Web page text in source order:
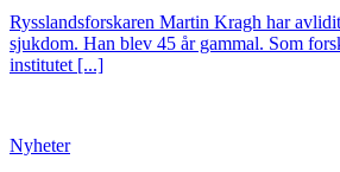
Rysslandsforskaren Martin Kragh har
sjukdom. Han blev 45 år gammal. Som
institutet [...]
Nyheter